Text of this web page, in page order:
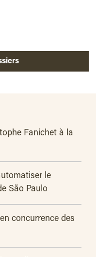
Fanichet à la
le
São Paulo
concurrence des